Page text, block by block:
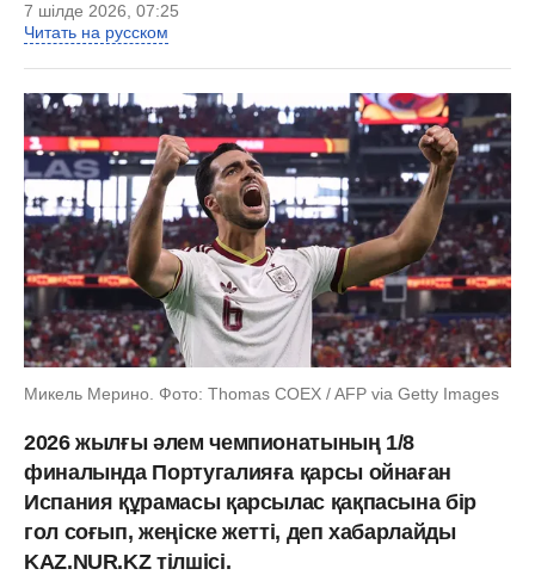
7 шілде 2026, 07:25
Читать на русском
Микель Мерино. Фото: Thomas COEX / AFP via Getty Images
2026 жылғы әлем чемпионатының 1/8
финалында Португалияға қарсы ойнаған
Испания құрамасы қарсылас қақпасына бір
гол соғып, жеңіске жетті, деп хабарлайды
KAZ.NUR.KZ тілшісі.